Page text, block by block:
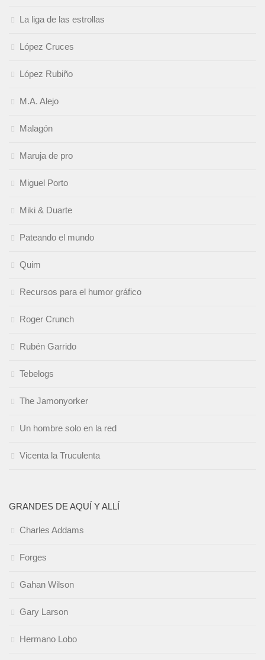
La liga de las estrollas
López Cruces
López Rubiño
M.A. Alejo
Malagón
Maruja de pro
Miguel Porto
Miki & Duarte
Pateando el mundo
Quim
Recursos para el humor gráfico
Roger Crunch
Rubén Garrido
Tebelogs
The Jamonyorker
Un hombre solo en la red
Vicenta la Truculenta
GRANDES DE AQUÍ Y ALLÍ
Charles Addams
Forges
Gahan Wilson
Gary Larson
Hermano Lobo